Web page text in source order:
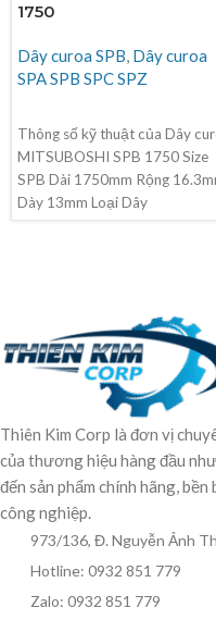
1750
Dây curoa SPB, Dây curoa
SPA SPB SPC SPZ
Thông số kỹ thuật của Dây
MITSUBOSHI SPB 1750 Size
SPB Dài 1750mm Rộng
Dày 13mm Loại Dây
Thiên Kim Corp là đơn vị
của thương hiệu hàng đầu
đến sản phẩm chính hãng,
công nghiệp.
973/136, Đ. Nguyễn Ảnh
Hotline: 0932 851 779
Zalo: 0932 851 779